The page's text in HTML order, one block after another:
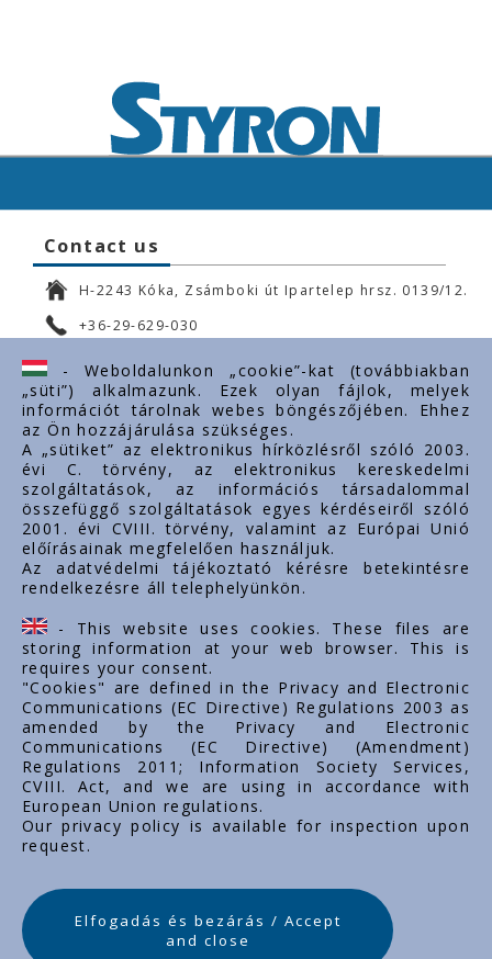
Contact us
H-2243 Kóka, Zsámboki út Ipartelep hrsz. 0139/12.
+36-29-629-030
ertekesites@styron.hu
export@styron.hu
www.styron.hu
Important links
About us
Documents
Contacts
Career
- Weboldalunkon „cookie”-kat (továbbiakban
„süti”) alkalmazunk. Ezek olyan fájlok, melyek
információt tárolnak webes böngészőjében. Ehhez
az Ön hozzájárulása szükséges.
A „sütiket” az elektronikus hírközlésről szóló 2003.
évi C. törvény, az elektronikus kereskedelmi
szolgáltatások, az információs társadalommal
összefüggő szolgáltatások egyes kérdéseiről szóló
2001. évi CVIII. törvény, valamint az Európai Unió
előírásainak megfelelően használjuk.
Az adatvédelmi tájékoztató kérésre betekintésre
rendelkezésre áll telephelyünkön.
- This website uses cookies. These files are
storing information at your web browser. This is
requires your consent.
"Cookies" are defined in the Privacy and Electronic
Communications (EC Directive) Regulations 2003 as
amended by the Privacy and Electronic
Communications (EC Directive) (Amendment)
Regulations 2011; Information Society Services,
CVIII. Act, and we are using in accordance with
European Union regulations.
Our privacy policy is available for inspection upon
request.
Elfogadás és bezárás / Accept
and close